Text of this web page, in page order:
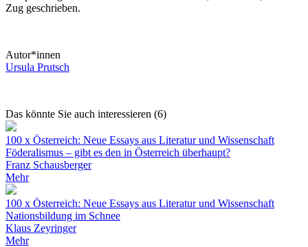
Zug geschrieben.
Autor*innen
Ursula Prutsch
Das könnte Sie auch interessieren (6)
100 x Österreich: Neue Essays aus Literatur und Wissenschaft
Föderalismus – gibt es den in Österreich überhaupt?
Franz Schausberger
Mehr
100 x Österreich: Neue Essays aus Literatur und Wissenschaft
Nationsbildung im Schnee
Klaus Zeyringer
Mehr